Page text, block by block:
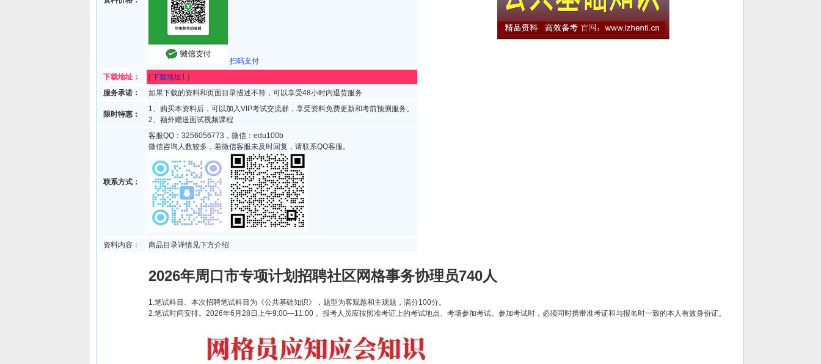
扫码支付
下载地址：
[下载地址1 ]
服务承诺：
如果下载的资料和页面目录描述不符，可以享受48小时内退货服务
限时特惠：
1、购买本资料后，可以加入VIP考试交流群，享受资料免费更新和考前预测服务。
2、额外赠送面试视频课程
联系方式：
客服QQ：3256056773，微信：edu100b
微信咨询人数较多，若微信客服未及时回复，请联系QQ客服。
资料内容： 商品目录详情见下方介绍
2026年周口市专项计划招聘社区网格事务协理员740人
1.笔试科目。本次招聘笔试科目为《公共基础知识》，题型为客观题和主观题，满分100分。
2.笔试时间安排。2026年6月28日上午9:00—11:00 。报考人员应按照准考证上的考试地点、考场参加考试。参加考试时，必须同时携带准考证和与报名时一致的本人有效身份证。